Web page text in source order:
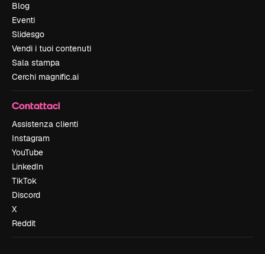
Blog
Eventi
Slidesgo
Vendi i tuoi contenuti
Sala stampa
Cerchi magnific.ai
Contattaci
Assistenza clienti
Instagram
YouTube
LinkedIn
TikTok
Discord
X
Reddit